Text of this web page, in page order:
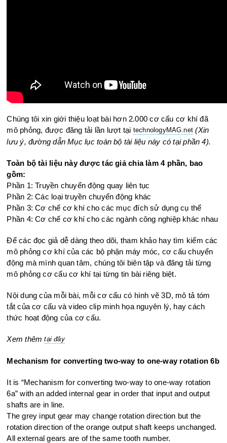
Chúng tôi xin giới thiệu loạt bài hơn 2.000 cơ cấu cơ khí đã
mô phỏng, được đăng tải lần lượt tại technologyMAG.net (Xin
lưu ý, đường dẫn Mục lục toàn bộ tài liệu này có tại phần 4).
Toàn bộ tài liệu này được tác giả chia làm 4 phần, bao
gồm:
Phần 1: Truyền chuyển động quay liên tục
Phần 2: Các loại truyền chuyển động khác
Phần 3: Cơ chế cơ khí cho các mục đích sử dụng cụ thể
Phần 4: Cơ chế cơ khí cho các ngành công nghiệp khác nhau
Để các đọc giả dễ dàng theo dõi, tham khảo hay tìm kiếm các
mô phỏng cơ khí của các bộ phận máy móc, cơ cấu chuyển
động mà mình quan tâm, chúng tôi biên tập và đăng tải từng
mô phỏng cơ cấu cơ khí tại từng tin bài riêng biệt.
Nội dung của mỗi bài, mỗi cơ cấu có hình vẽ 3D, mô tả tóm
tắt của cơ cấu và video clip minh họa nguyên lý, hay cách
thức hoạt động của cơ cấu.
Xem thêmtại đây
Mechanism for converting two-way to one-way rotation 6b
It is “Mechanism for converting two-way to one-way rotation
6a” withan added internal gear in order that input and output
shafts are in line.
The grey input gear may change rotation direction but the
rotationdirection of the orange output shaft keeps unchanged.
All external gears are of the same tooth number.